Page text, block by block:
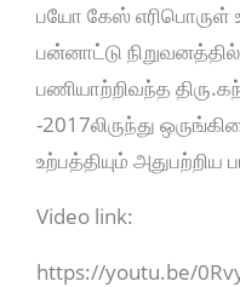
பயோ கேஸ் எரிபொருள்
பன்னாட்டு
பணியாற்றிவந்த
-2017லிருந்து
உற்பத்தியும் அதுபற்றிய
Video link:
https://youtu.be/